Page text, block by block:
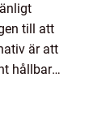
till att
är att
hållbar